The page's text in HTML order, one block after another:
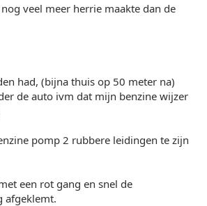
veel meer herrie maakte dan de
had, (bijna thuis op 50 meter na)
de auto ivm dat mijn benzine wijzer
pomp 2 rubbere leidingen te zijn
een rot gang en snel de
afgeklemt.